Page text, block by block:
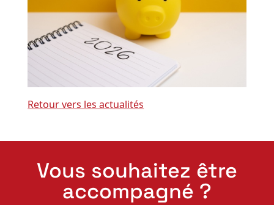
Retour vers les actualités
Vous souhaitez être
accompagné ?